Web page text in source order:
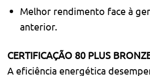
Melhor rendimento face à
anterior.
CERTIFICAÇÃO 80 PLUS
A eficiência energética